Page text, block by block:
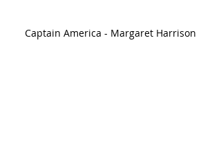
Captain America - Margaret Harrison